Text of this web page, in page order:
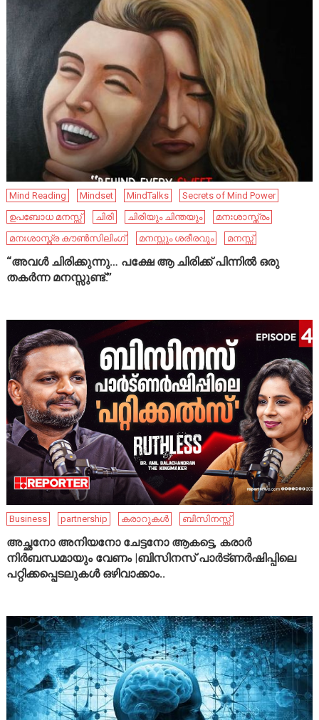
Mind Reading Mindset MindTalks
Secrets of Mind Power
ഉപബോധ മനസ്സ്
ചിരി ചിരിയും ചിന്തയും
മനഃശാസ്ത്രം
മനഃശാസ്ത്ര കൗൺസിലിംഗ്
മനസ്സും ശരീരവും മനസ്സ്
“അവൾ ചിരിക്കുന്നു… പക്ഷേ ആ ചിരിക്ക് പിന്നിൽ ഒരു
തകർന്ന മനസ്സുണ്ട്.”
Business partnership കരാറുകൾ ബിസിനസ്സ്
അച്ഛനോ അനിയനോ ചേട്ടനോ ആകട്ടെ, കരാർ
നിർബന്ധമായും വേണം |ബിസിനസ് പാർട്ണർഷിപ്പിലെ
പറ്റിക്കപ്പെടലുകൾ ഒഴിവാക്കാം..